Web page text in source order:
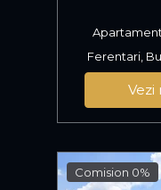
Ferentari,
Vezi
Comision 0%